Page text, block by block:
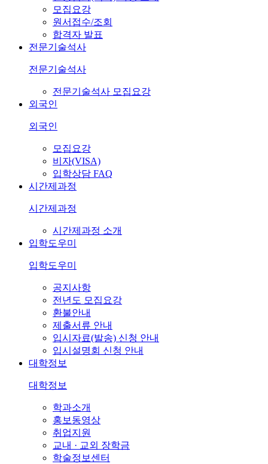
모집요강
원서접수/조회
합격자 발표
전문기술석사
전문기술석사
전문기술석사 모집요강
외국인
외국인
모집요강
비자(VISA)
입학상담 FAQ
시간제과정
시간제과정
시간제과정 소개
입학도우미
입학도우미
공지사항
전년도 모집요강
환불안내
제출서류 안내
입시자료(발송) 신청 안내
입시설명회 신청 안내
대학정보
대학정보
학과소개
홍보동영상
취업지원
교내 · 교외 장학금
학술정보센터